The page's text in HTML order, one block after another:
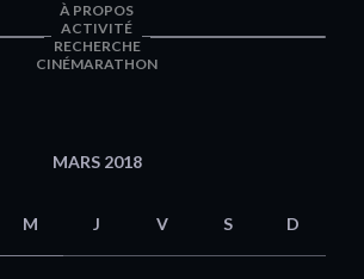
À PROPOS
ACTIVITÉ
RECHERCHE
CINÉMARATHON
MARS 2018
M J V S D